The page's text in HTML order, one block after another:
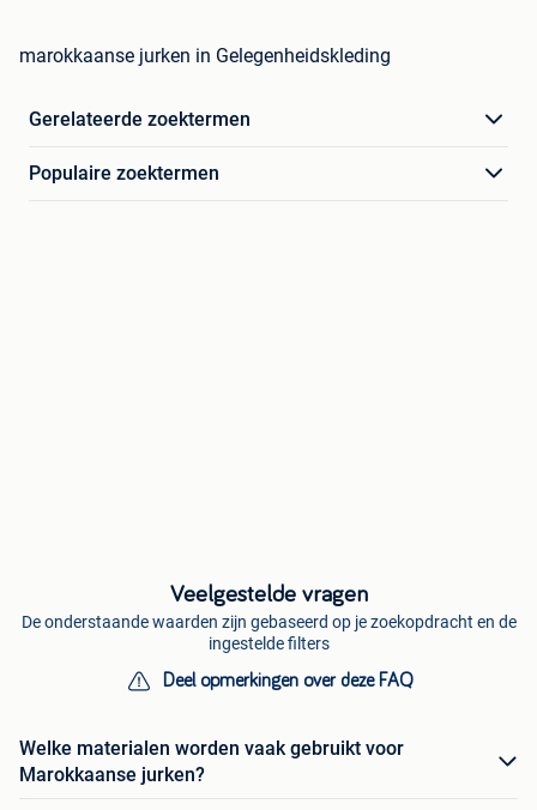
marokkaanse jurken in Gelegenheidskleding
Gerelateerde zoektermen
Populaire zoektermen
Veelgestelde vragen
De onderstaande waarden zijn gebaseerd op je zoekopdracht en de
ingestelde filters
Deel opmerkingen over deze FAQ
Welke materialen worden vaak gebruikt voor
Marokkaanse jurken?